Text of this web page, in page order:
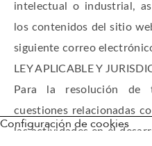
intelectual o industrial,
los contenidos del sitio
siguiente correo
LEY APLICABLE Y
Para la resolución de
cuestiones relacionadas
las actividades en él
Configuración de cookies